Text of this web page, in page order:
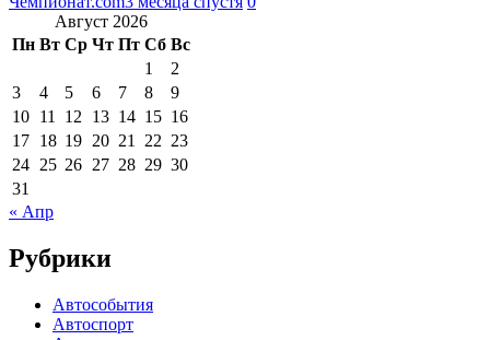
Август 2026
Пн Вт Ср Чт Пт Сб Вс
1
2
3
4 5 6 7 8
9
10 11 12 13 14 15 16
17 18 19 20 21 22 23
24 25 26 27 28 29 30
31
« Апр
Рубрики
Автособытия
Автоспорт